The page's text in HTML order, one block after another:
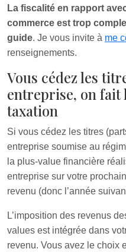
La fiscalité en rapport
commerce est trop
guide. Je vous invite à me
renseignements.
Vous cédez les
entreprise, on
taxation
Si vous cédez les titres
entreprise soumise au
la plus-value financière
entreprise sur votre
revenu (donc l’année
L’imposition des revenus
values est intégrée dans
revenu. Vous avez le choix